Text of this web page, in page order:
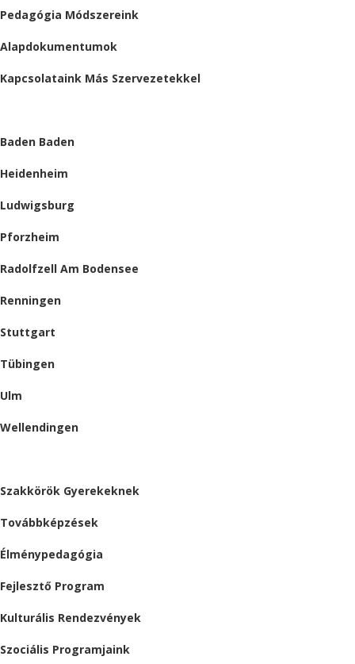
Pedagógia Módszereink
Alapdokumentumok
Kapcsolataink Más Szervezetekkel
Baden Baden
Heidenheim
Ludwigsburg
Pforzheim
Radolfzell Am Bodensee
Renningen
Stuttgart
Tübingen
Ulm
Wellendingen
Szakkörök Gyerekeknek
Továbbképzések
Élménypedagógia
Fejlesztő Program
Kulturális Rendezvények
Szociális Programjaink